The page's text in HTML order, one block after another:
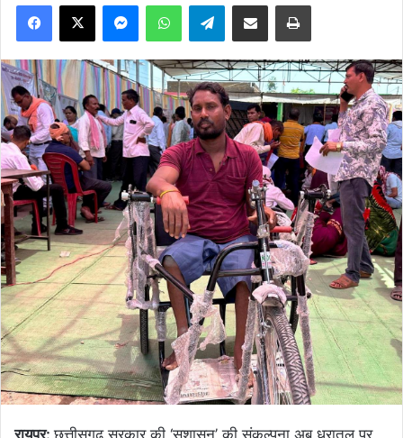
Facebook
X MessengerWhatsAppTelegramShare via Email Print
रायपुर:छत्तीसगढ़ सरकार की ‘सुशासन’ की संकल्पना अब धरातल पर